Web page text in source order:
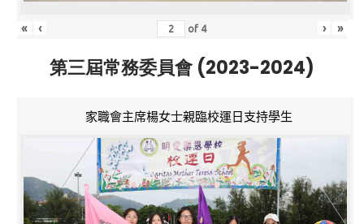
« ‹ of 4 › »
第三屆常務委員會 (2023-2024)
家職會主席楊女士親臨校運日支持學生